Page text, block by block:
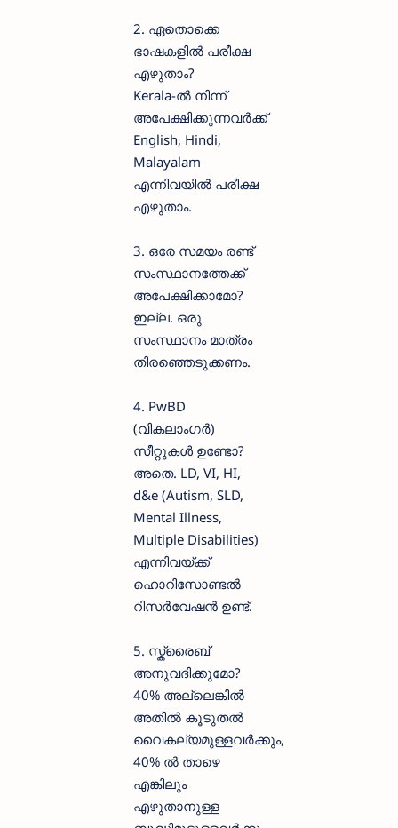
2. ഏതൊക്കെ
ഭാഷകളിൽ പരീക്ഷ
എഴുതാം?
Kerala-ൽ നിന്ന്
അപേക്ഷിക്കുന്നവർക്ക്
English, Hindi,
Malayalam
എന്നിവയിൽ പരീക്ഷ
എഴുതാം.
3. ഒരേ സമയം രണ്ട്
സംസ്ഥാനത്തേക്ക്
അപേക്ഷിക്കാമോ?
ഇല്ല. ഒരു
സംസ്ഥാനം മാത്രം
തിരഞ്ഞെടുക്കണം.
4. PwBD
(വികലാംഗർ)
സീറ്റുകൾ ഉണ്ടോ?
അതെ. LD, VI, HI,
d&e (Autism, SLD,
Mental Illness,
Multiple Disabilities)
എന്നിവയ്ക്ക്
ഹൊറിസോണ്ടൽ
റിസർവേഷൻ ഉണ്ട്.
5. സ്ക്രൈബ്
അനുവദിക്കുമോ?
40% അല്ലെങ്കിൽ
അതിൽ കൂടുതൽ
വൈകല്യമുള്ളവർക്കും,
40% ൽ താഴെ
എങ്കിലും
എഴുതാനുള്ള